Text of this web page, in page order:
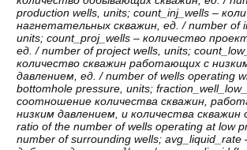
production wells, units; count_inj_wells –
нагнетательных скважин ,ед . / number of
units; count_proj_wells –количество
ед . / number of project wells, units;
количество скважин работающих с
давлением ,ед . / number of wells operating
bottomhole pressure, units;
соотношение количества скважин ,
низким давлением ,и количества скважин
ratio of the number of wells operating at low
number of surrounding wells; avg_liquid_rate